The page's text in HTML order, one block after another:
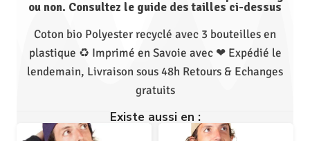
ou non. Consultez le guide des tailles ci-dessus
Coton bio Polyester recyclé avec 3 bouteilles en
plastique ♻ Imprimé en Savoie avec ❤ Expédié le
lendemain, Livraison sous 48h Retours & Echanges
gratuits
Existe aussi en :